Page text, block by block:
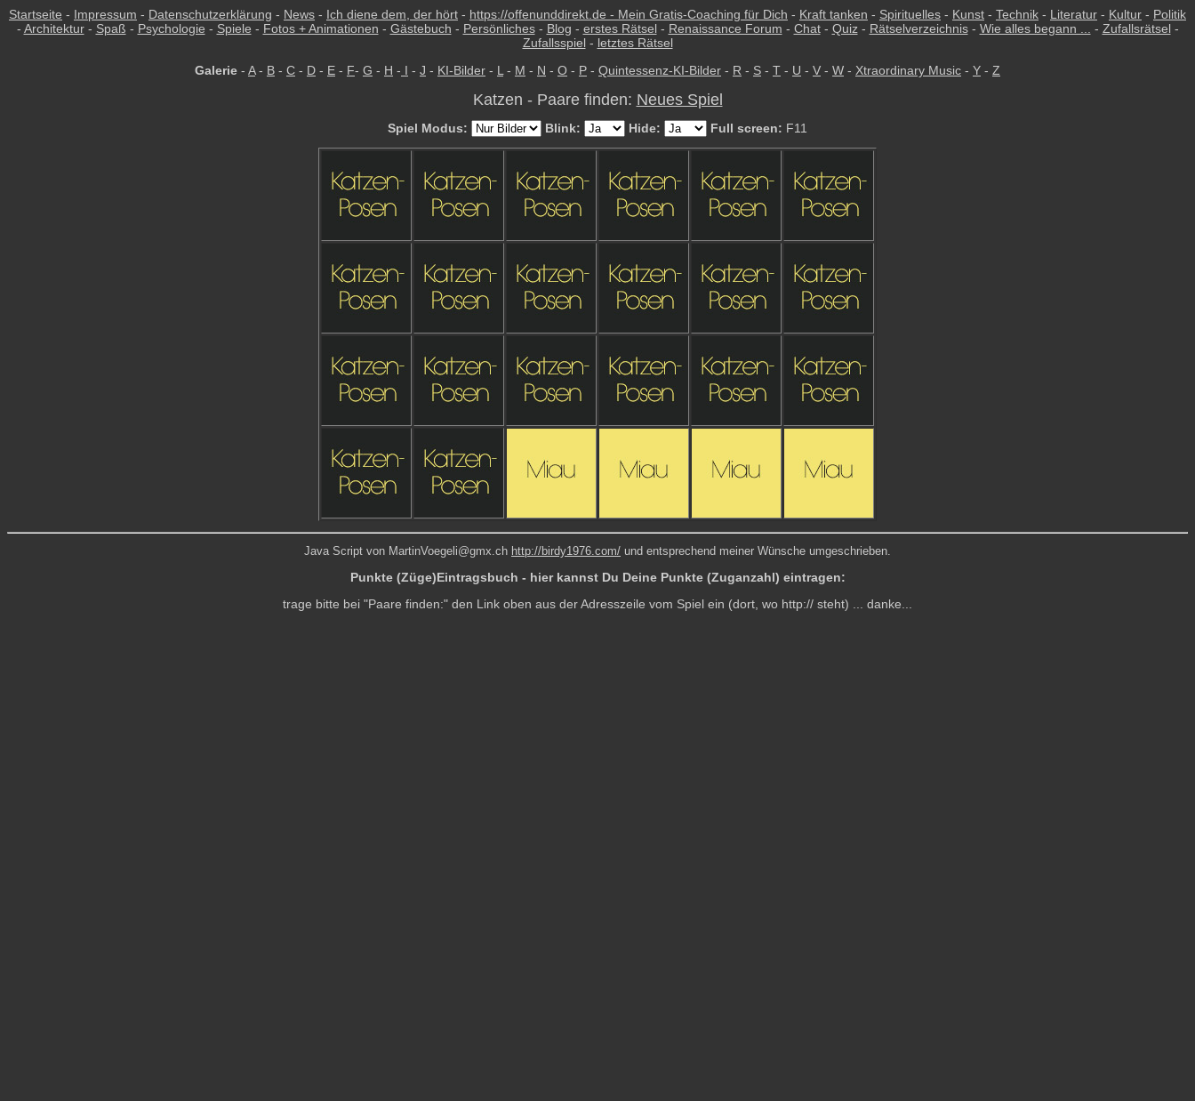
Startseite - Impressum - Datenschutzerklärung - News - Ich diene dem, der hört - https://offenunddirekt.de - Mein Gratis-Coaching für Dich - Kraft tanken - Spirituelles - Kunst - Technik - Literatur - Kultur - Politik
- Architektur- Spaß - Psychologie - Spiele - Fotos + Animationen - Gästebuch - Persönliches- Blog - erstes Rätsel- Renaissance Forum - Chat- Quiz - Rätselverzeichnis- Wie alles begann ... - Zufallsrätsel-
Zufallsspiel- letztes Rätsel
Galerie - A- B - C - D - E - F- G - H - I - J - KI-Bilder - L - M - N - O - P - Quintessenz-KI-Bilder - R - S - T - U - V - W - Xtraordinary Music - Y - Z
Katzen - Paare finden: Neues Spiel
Spiel Modus: Blink: Hide: Full screen: F11
Java Script von MartinVoegeli@gmx.ch http://birdy1976.com/ und entsprechend meiner Wünsche umgeschrieben.
Punkte (Züge)Eintragsbuch - hier kannst Du Deine Punkte (Zuganzahl) eintragen:
trage bitte bei "Paare finden:" den Link oben aus der Adresszeile vom Spiel ein (dort, wo http:// steht) ... danke...